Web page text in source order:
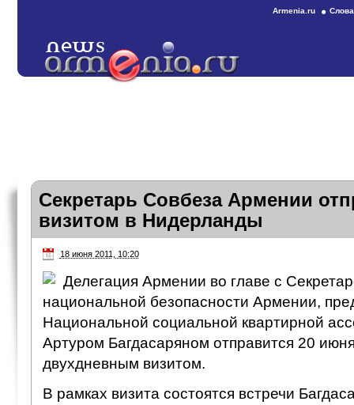
Armenia.ru
Секретарь Совбеза Армении
визитом в Нидерланды
18 июня 2011, 10:20
Делегация Армении во главе с
национальной безопасности Армении,
Национальной социальной квартирной
Артуром Багдасаряном отправится 20
двухдневным визитом.
В рамках визита состоятся встречи